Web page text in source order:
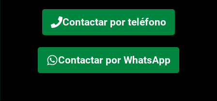
Contactar por teléfono
Contactar por WhatsApp